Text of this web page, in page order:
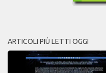
ARTICOLI PIÙ LETTI OGGI